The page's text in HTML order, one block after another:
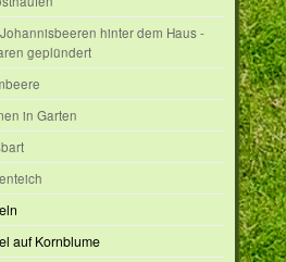
hinter dem Haus -
geplündert
in Garten
auf Kornblume